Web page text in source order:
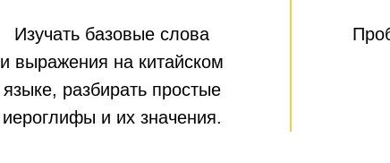
Изучать базовые слова
и выражения на китайском
языке, разбирать простые
иероглифы и их значения.